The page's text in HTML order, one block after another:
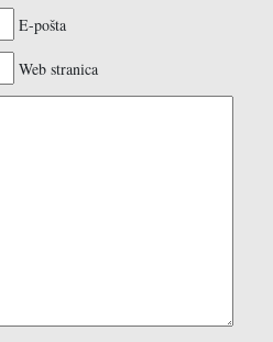
E-pošta
Web stranica